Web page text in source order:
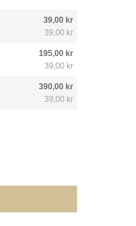
39,00 kr
39,00 kr
195,00 kr
39,00 kr
390,00 kr
39,00 kr